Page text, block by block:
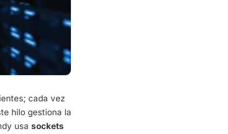
cada vez
hilo gestiona la
usa sockets